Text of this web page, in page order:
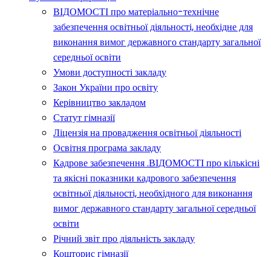
ВІДОМОСТІ про матеріально-технічне
забезпечення освітньої діяльності, необхідне для
виконання вимог державного стандарту загальної
середньої освіти
Умови доступності закладу
Закон України про освіту
Керівництво закладом
Статут гімназії
Ліцензія на провадження освітньої діяльності
Освітня програма закладу
Кадрове забезпечення .ВІДОМОСТІ про кількісні
та якісні показники кадрового забезпечення
освітньої діяльності, необхідного для виконання
вимог державного стандарту загальної середньої
освіти
Річний звіт про діяльність закладу
Кошторис гімназії